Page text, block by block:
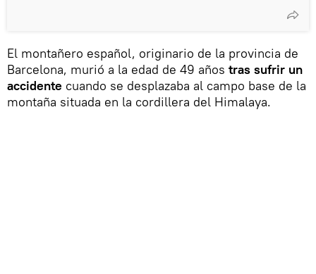
El montañero español, originario de la provincia de
Barcelona, murió a la edad de 49 años tras sufrir un
accidente cuando se desplazaba al campo base de la
montaña situada en la cordillera del Himalaya.